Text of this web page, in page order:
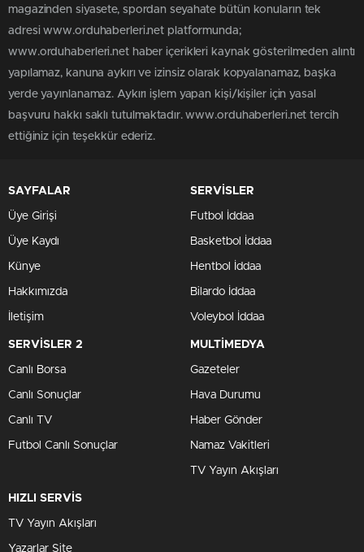
magazinden siyasete, spordan seyahate bütün konuların tek
adresi www.orduhaberleri.net platformunda;
www.orduhaberleri.net haber içerikleri kaynak gösterilmeden alıntı
yapılamaz, kanuna aykırı ve izinsiz olarak kopyalanamaz, başka
yerde yayınlanamaz. Aykırı işlem yapan kişi/kişiler için yasal
başvuru hakkı saklı tutulmaktadır. www.orduhaberleri.net tercih
ettiğiniz için teşekkür ederiz.
SAYFALAR
Üye Girişi
Üye Kaydı
Künye
Hakkımızda
İletişim
SERVİSLER
Futbol İddaa
Basketbol İddaa
Hentbol İddaa
Bilardo İddaa
Voleybol İddaa
SERVİSLER 2
Canlı Borsa
Canlı Sonuçlar
Canlı TV
Futbol Canlı Sonuçlar
MULTİMEDYA
Gazeteler
Hava Durumu
Haber Gönder
Namaz Vakitleri
TV Yayın Akışları
HIZLI SERVİS
TV Yayın Akışları
Yazarlar Site